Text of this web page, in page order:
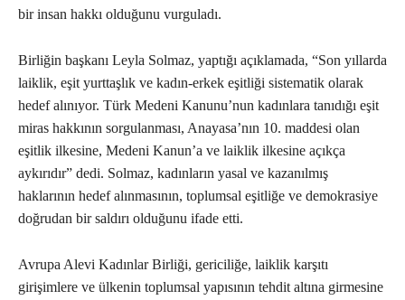
bir insan hakkı olduğunu vurguladı.
Birliğin başkanı Leyla Solmaz, yaptığı açıklamada, “Son yıllarda
laiklik, eşit yurttaşlık ve kadın-erkek eşitliği sistematik olarak
hedef alınıyor. Türk Medeni Kanunu’nun kadınlara tanıdığı eşit
miras hakkının sorgulanması, Anayasa’nın 10. maddesi olan
eşitlik ilkesine, Medeni Kanun’a ve laiklik ilkesine açıkça
aykırıdır” dedi. Solmaz, kadınların yasal ve kazanılmış
haklarının hedef alınmasının, toplumsal eşitliğe ve demokrasiye
doğrudan bir saldırı olduğunu ifade etti.
Avrupa Alevi Kadınlar Birliği, gericiliğe, laiklik karşıtı
girişimlere ve ülkenin toplumsal yapısının tehdit altına girmesine